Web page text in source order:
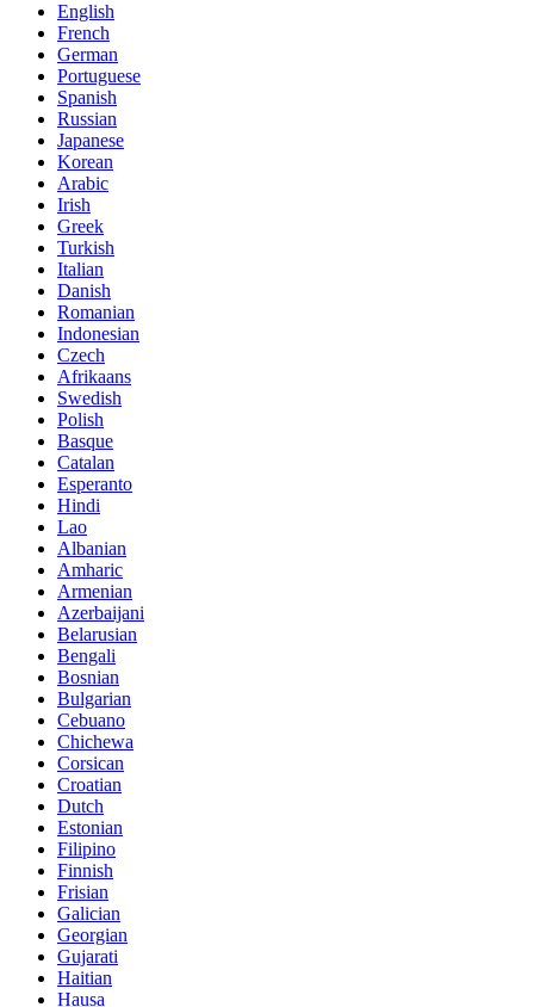
English
French
German
Portuguese
Spanish
Russian
Japanese
Korean
Arabic
Irish
Greek
Turkish
Italian
Danish
Romanian
Indonesian
Czech
Afrikaans
Swedish
Polish
Basque
Catalan
Esperanto
Hindi
Lao
Albanian
Amharic
Armenian
Azerbaijani
Belarusian
Bengali
Bosnian
Bulgarian
Cebuano
Chichewa
Corsican
Croatian
Dutch
Estonian
Filipino
Finnish
Frisian
Galician
Georgian
Gujarati
Haitian
Hausa